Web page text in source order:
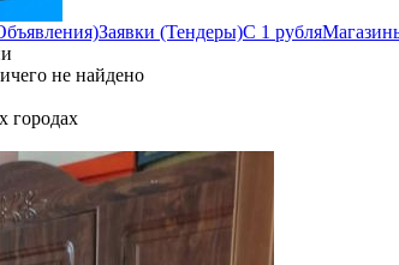
Заявки (Тендеры)С 1 рубля
не найдено
городах